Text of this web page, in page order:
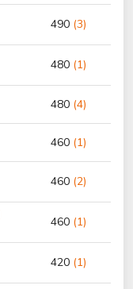
490 (3)
480 (1)
480 (4)
460 (1)
460 (2)
460 (1)
420 (1)